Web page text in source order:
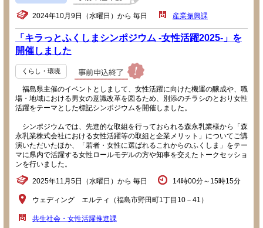
2024年10月9日（水曜日）から 毎日 産業振興課
「キラっとふくしまシンポジウム -女性活躍2025-」を
開催しました
くらし・環境
福島県主催のイベントとしまして、女性活躍に向けた機運の醸成や、職
場・地域における男女の意識改革を図るため、別添のチラシのとおり女性
活躍をテーマとした標記シンポジウムを開催しました。
シンポジウムでは、先進的な取組を行っておられる森永乳業様から「森
永乳業株式会社における女性活躍等の取組と企業メリット」についてご講
演いただいたほか、「若者・女性に選ばれるこれからのふくしま」をテー
マに県内で活躍する女性ロールモデルの方や知事を交えたトークセッショ
ンを行いました。
2025年11月5日（水曜日）から 毎日 14時00分～15時15分
ウェディング エルティ（福島市野田町1丁目10－41）
共生社会・女性活躍推進課